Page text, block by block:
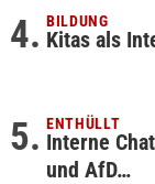
BILDUNG
Kitas als
ENTHÜLLT
Interne
und AfD…